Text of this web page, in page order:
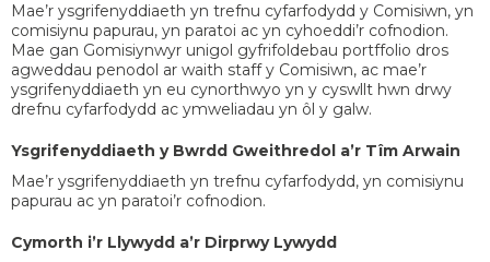
Mae’r ysgrifenyddiaeth yn trefnu cyfarfodydd y Comisiwn, yn
comisiynu papurau, yn paratoi ac yn cyhoeddi’r cofnodion.
Mae gan Gomisiynwyr unigol gyfrifoldebau portffolio dros
agweddau penodol ar waith staff y Comisiwn, ac mae’r
ysgrifenyddiaeth yn eu cynorthwyo yn y cyswllt hwn drwy
drefnu cyfarfodydd ac ymweliadau yn ôl y galw.
Ysgrifenyddiaeth y Bwrdd Gweithredol a’r Tîm Arwain
Mae’r ysgrifenyddiaeth yn trefnu cyfarfodydd, yn comisiynu
papurau ac yn paratoi’r cofnodion.
Cymorth i’r Llywydd a’r Dirprwy Lywydd